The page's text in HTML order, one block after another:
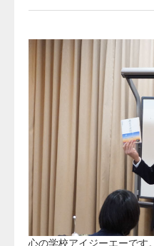
心の学校アイジーエーです。